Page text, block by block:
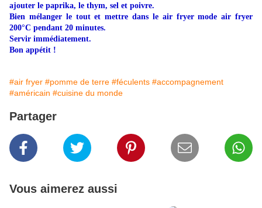
ajouter le paprika, le thym, sel et poivre.
Bien mélanger le tout et mettre dans le air fryer mode air fryer
200°C pendant 20 minutes.
Servir immédiatement.
Bon appétit !
#air fryer #pomme de terre #féculents #accompagnement
#américain #cuisine du monde
Partager
Vous aimerez aussi